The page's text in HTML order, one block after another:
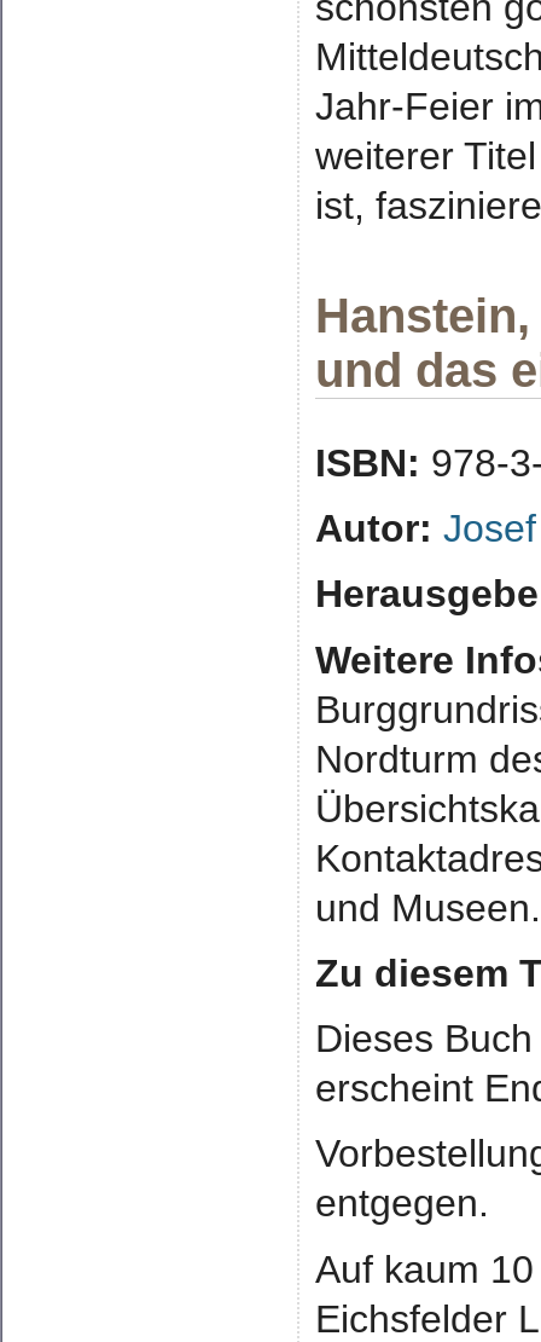
Jahr-Feier
weiterer
ist,
und das
ISBN: 978-
Autor:
Weitere
Nordturm
und Museen.
Zu diesem
Dieses
erscheint
entgegen.
Auf kaum
Eichsfelder